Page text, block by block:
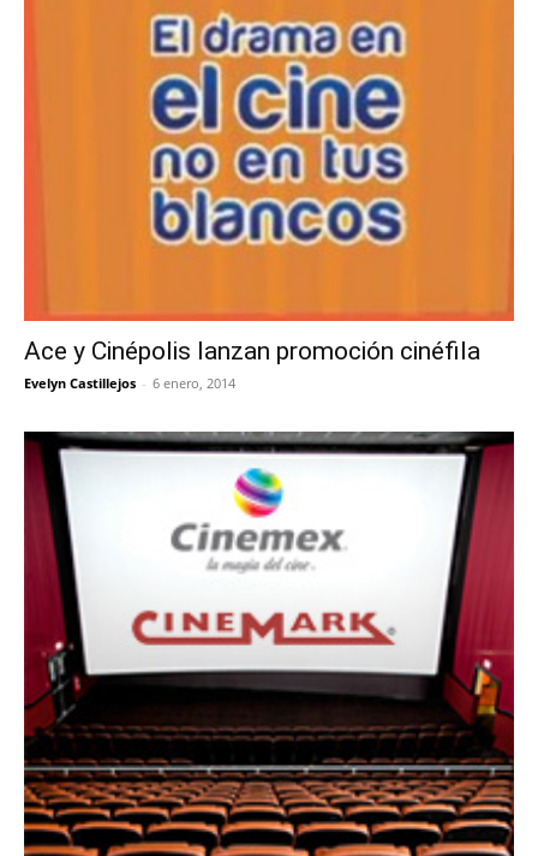
Ace y Cinépolis lanzan promoción cinéfila
Evelyn Castillejos - 6 enero, 2014